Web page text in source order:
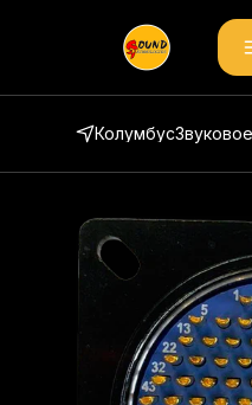
Колумбус